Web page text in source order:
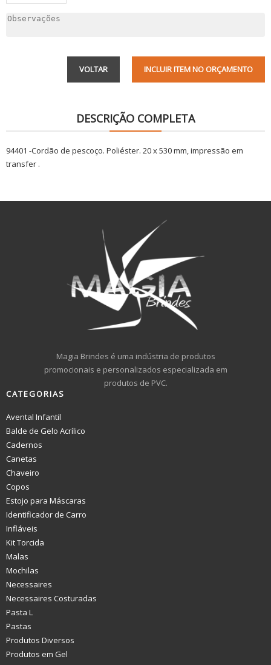
INCLUIR ITEM NO ORÇAMENTO
VOLTAR
DESCRIÇÃO COMPLETA
94401 -Cordão de pescoço. Poliéster. 20 x 530 mm, impressão em
transfer .
Magia Brindes é uma indústria de produtos
promocionais e personalizados especializada em
produtos de PVC.
CATEGORIAS
Avental Infantil
Balde de Gelo Acrílico
Cadernos
Canetas
Chaveiro
Copos
Estojo para Máscaras
Identificador de Carro
Infláveis
Kit Torcida
Malas
Mochilas
Necessaires
Necessaires Costuradas
Pasta L
Pastas
Produtos Diversos
Produtos em Gel